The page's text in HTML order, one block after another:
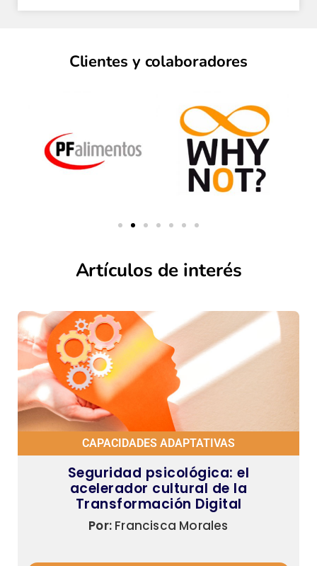
Clientes y colaboradores
Artículos de interés
CAPACIDADES ADAPTATIVAS
Seguridad psicológica: el
acelerador cultural de la
Transformación Digital
Por: Francisca Morales